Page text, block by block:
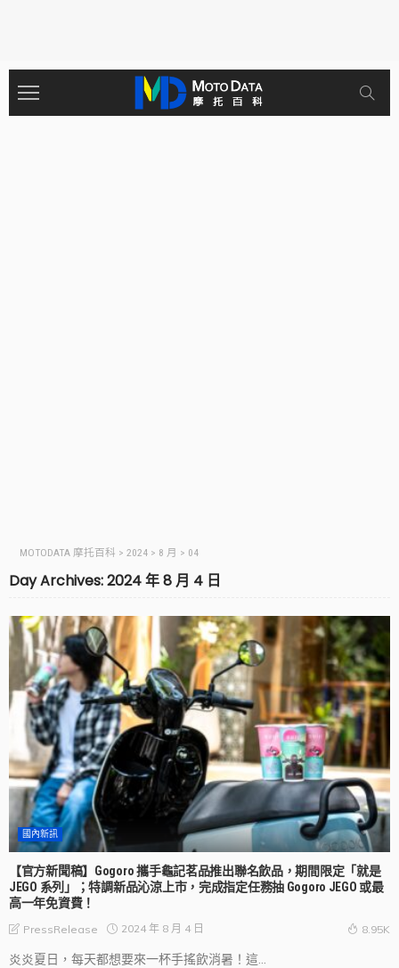
MOTODATA 摩托百科 > 2024 > 8 月 > 04
Day Archives: 2024 年 8 月 4 日
國內新訊
【官方新聞稿】Gogoro 攜手龜記茗品推出聯名飲品，期間限定「就是
JEGO 系列」；特調新品沁涼上市，完成指定任務抽 Gogoro JEGO 或最
高一年免資費！
PressRelease 2024 年 8 月 4 日 8.95K
炎炎夏日，每天都想要來一杯手搖飲消暑！這...